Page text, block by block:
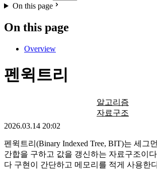
On this page
On this page
Overview
펜윅트리
알고리즘
자료구조
2026.03.14 20:02
펜윅트리(Binary Indexed Tree, BIT)는 세그
간합을 구하고 값을 갱신하는 자료구조이
다 구현이 간단하고 메모리를 적게 사용한